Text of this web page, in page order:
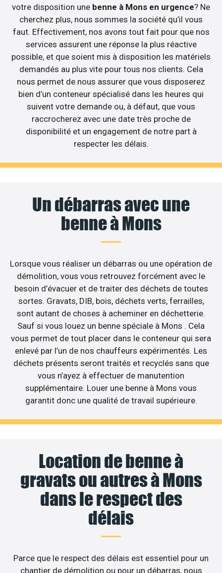
votre disposition une benne à Mons en urgence? Ne
cherchez plus, nous sommes la société qu’il vous
faut. Effectivement, nos avons tout fait pour que nos
services assurent une réponse la plus réactive
possible, et que soient mis à disposition les matériels
demandés au plus vite pour tous nos clients. Cela
nous permet de nous assurer que vous disposerez
bien d’un conteneur spécialisé dans les heures qui
suivent votre demande ou, à défaut, que vous
raccrocherez avec une date très proche de
disponibilité et un engagement de notre part à
respecter les délais.
Un débarras avec une
benne à Mons
Lorsque vous réaliser un débarras ou une opération de
démolition, vous vous retrouvez forcément avec le
besoin d’évacuer et de traiter des déchets de toutes
sortes. Gravats, DIB, bois, déchets verts, ferrailles,
sont autant de choses à acheminer en déchetterie.
Sauf si vous louez un benne spéciale à Mons . Cela
vous permet de tout placer dans le conteneur qui sera
enlevé par l’un de nos chauffeurs expérimentés. Les
déchets présents seront traités et recyclés sans que
vous n’ayez à effectuer de manutention
supplémentaire. Louer une benne à Mons vous
garantit donc une qualité de travail supérieure.
Location de benne à
gravats ou autres à Mons
dans le respect des
délais
Parce que le respect des délais est essentiel pour un
chantier de démolition ou pour un débarras, nous